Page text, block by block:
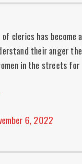
clerics has become a
their anger the
in the streets for
6, 2022